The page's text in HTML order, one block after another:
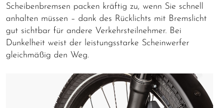
Scheibenbremsen packen kräftig zu, wenn Sie schnell
anhalten müssen – dank des Rücklichts mit Bremslicht
gut sichtbar für andere Verkehrsteilnehmer. Bei
Dunkelheit weist der leistungsstarke Scheinwerfer
gleichmäßig den Weg.